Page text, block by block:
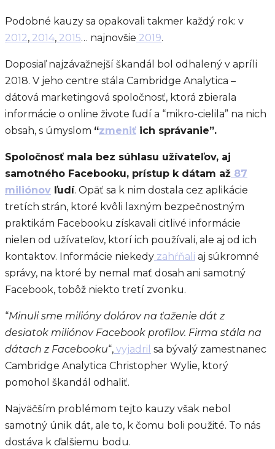
Podobné kauzy sa opakovali takmer každý rok: v
2012, 2014, 2015… najnovšie 2019.
Doposiaľ najzávažnejší škandál bol odhalený v apríli
2018. V jeho centre stála Cambridge Analytica –
dátová marketingová spoločnosť, ktorá zbierala
informácie o online živote ľudí a “mikro-cielila” na nich
obsah, s úmyslom “zmeniť ich správanie”.
Spoločnosť mala bez súhlasu užívateľov, aj
samotného Facebooku, prístup k dátam až 87
miliónov ľudí. Opäť sa k nim dostala cez aplikácie
tretích strán, ktoré kvôli laxným bezpečnostným
praktikám Facebooku získavali citlivé informácie
nielen od užívateľov, ktorí ich používali, ale aj od ich
kontaktov. Informácie niekedy zahŕňali aj súkromné
správy, na ktoré by nemal mať dosah ani samotný
Facebook, tobôž niekto tretí zvonku.
“Minuli sme milióny dolárov na ťaženie dát z
desiatok miliónov Facebook profilov. Firma stála na
dátach z Facebooku“, vyjadril sa bývalý zamestnanec
Cambridge Analytica Christopher Wylie, ktorý
pomohol škandál odhaliť.
Najväčším problémom tejto kauzy však nebol
samotný únik dát, ale to, k čomu boli použité. To nás
dostáva k ďalšiemu bodu.